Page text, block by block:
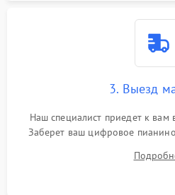
3. Выезд
Наш специалист приедет к вам
Заберет ваш цифровое